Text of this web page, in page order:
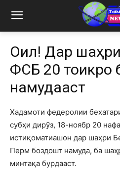
Оҷил! Дар
ФСБ 20 тоҷикро
намудааст
Хадамоти федеролии
субҳи дирӯз, 18-ноябр 20
истиқоматиашон дар шаҳри
Перм боздошт намуда, ба
минтақа бурдааст.